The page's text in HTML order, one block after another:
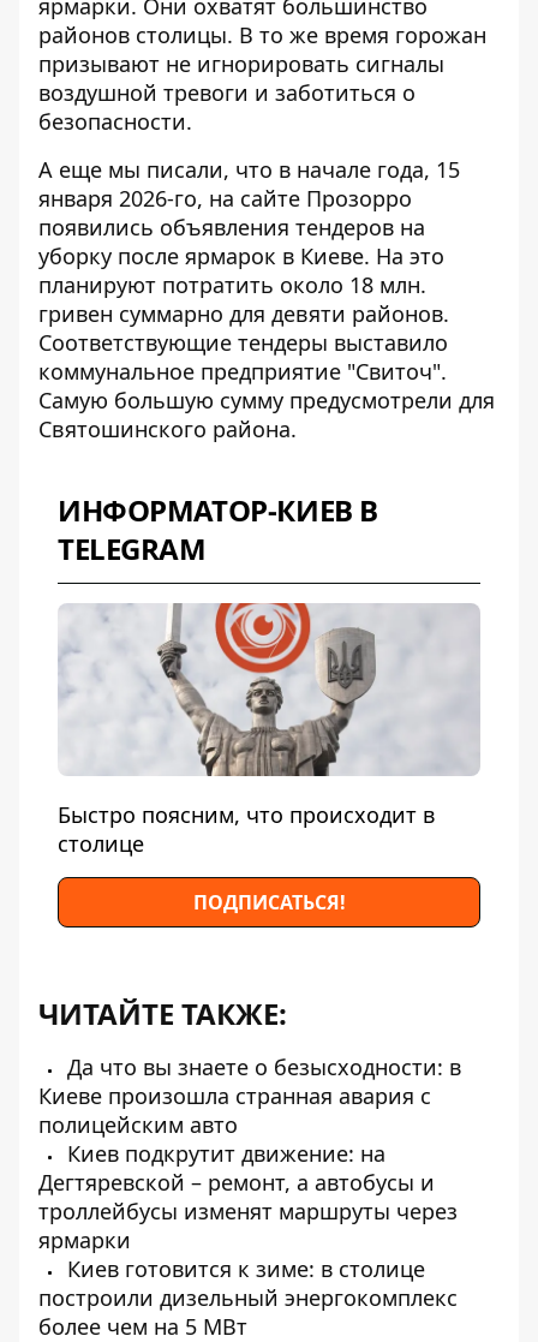
ярмарки. Они охватят большинство
районов столицы. В то же время горожан
призывают не игнорировать сигналы
воздушной тревоги и заботиться о
безопасности.
А еще мы писали, что в начале года, 15
января 2026-го, на сайте Прозорро
появились объявления тендеров на
уборку после ярмарок в Киеве. На это
планируют потратить около 18 млн.
гривен суммарно для девяти районов.
Соответствующие тендеры выставило
коммунальное предприятие "Свиточ".
Самую большую сумму предусмотрели для
Святошинского района.
ИНФОРМАТОР-КИЕВ В
TELEGRAM
Быстро поясним, что происходит в
столице
ПОДПИСАТЬСЯ!
ЧИТАЙТЕ ТАКЖЕ:
Да что вы знаете о безысходности: в
Киеве произошла странная авария с
полицейским авто
Киев подкрутит движение: на
Дегтяревской – ремонт, а автобусы и
троллейбусы изменят маршруты через
ярмарки
Киев готовится к зиме: в столице
построили дизельный энергокомплекс
более чем на 5 МВт